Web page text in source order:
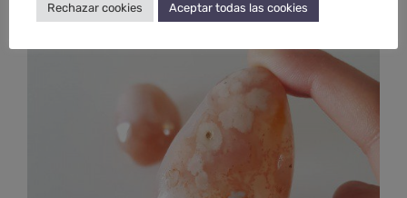
Rechazar cookies Aceptar todas las cookies